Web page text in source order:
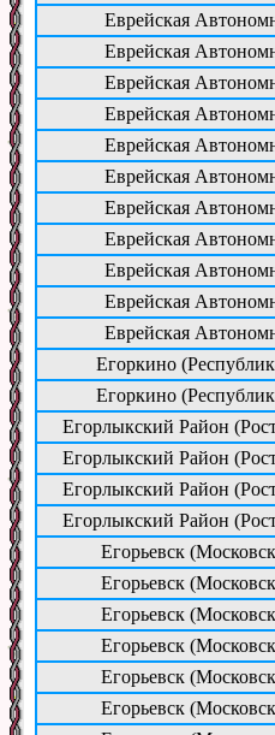
Еврейская
Еврейская
Еврейская
Еврейская
Еврейская
Еврейская
Еврейская
Еврейская
Еврейская
Еврейская
Еврейская
Егоркино
Егоркино
Егорлыкский Район
Егорлыкский Район
Егорлыкский Район
Егорлыкский Район
Егорьевск
Егорьевск
Егорьевск
Егорьевск
Егорьевск
Егорьевск